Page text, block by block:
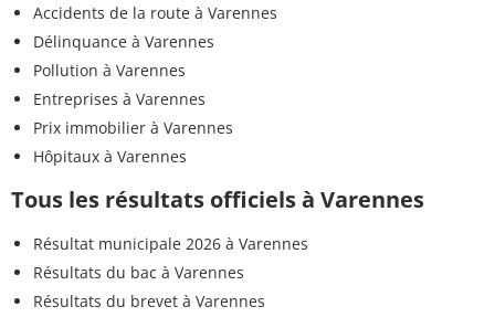
Accidents de la route à Varennes
Délinquance à Varennes
Pollution à Varennes
Entreprises à Varennes
Prix immobilier à Varennes
Hôpitaux à Varennes
Tous les résultats officiels à Varennes
Résultat municipale 2026 à Varennes
Résultats du bac à Varennes
Résultats du brevet à Varennes